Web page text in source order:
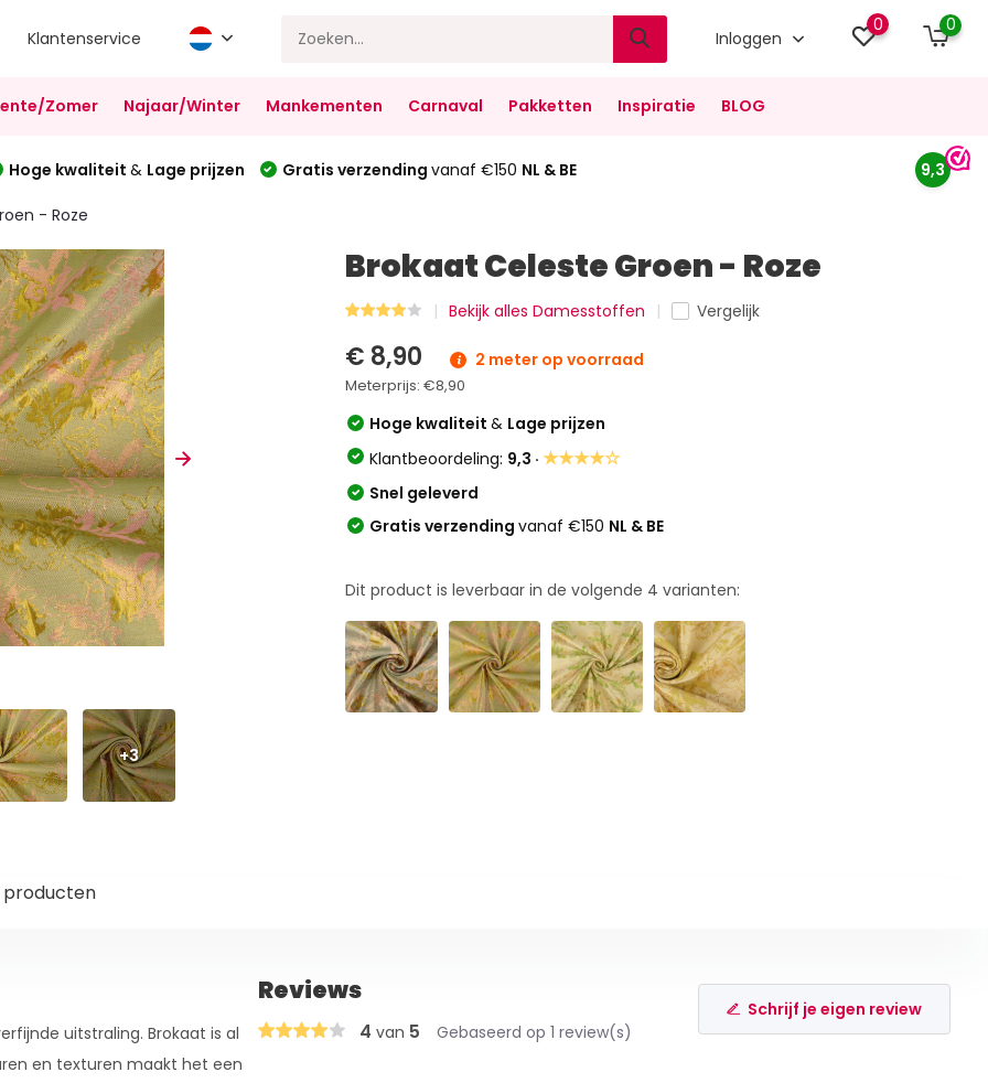
Klantenservice Inloggen
0 0
Zomer Najaar/Winter Mankementen Carnaval Pakketten Inspiratie BLOG
Hoge kwaliteit & Lage prijzen Gratis verzending vanaf €150 NL & BE 9,3
- Roze
+3
Brokaat Celeste Groen - Roze
Bekijk alles Damesstoffen Vergelijk
€ 8,90 2 meter op voorraad
Meterprijs:€8,90
Hoge kwaliteit& Lage prijzen
Klantbeoordeling: 9,3 ·★★★★☆
Snel geleverd
Gratis verzendingvanaf €150 NL & BE
Dit product is leverbaar in de volgende 4 varianten:
uitstraling. Brokaat is al
en texturen maakt het een
Reviews
4 van 5 Gebaseerd op 1 review(s)
Schrijf je eigen review